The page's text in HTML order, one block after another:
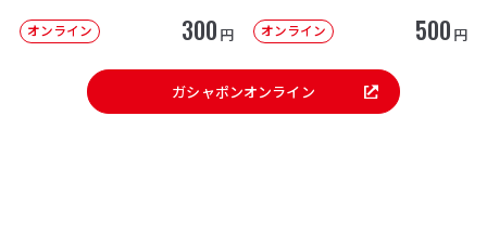
オンライン 300 円 オンライン 500 円
ガシャポンオンライン